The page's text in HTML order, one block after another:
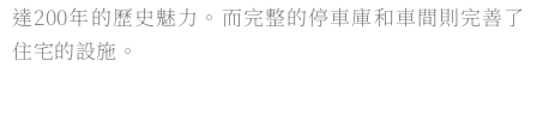
達200年的歷史魅⼒。而完整的停車庫和車間則完善了
住宅的設施。